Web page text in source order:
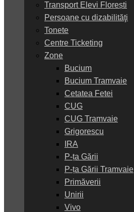
Transport Elevi Florești
Persoane cu dizabilităţi
Tonete
Centre Ticketing
Zone
Bucium
Bucium Tramvaie
Cetatea Fetei
CUG
CUG Tramvaie
Grigorescu
IRA
P-ța Gării
P-ța Gării Tramvaie
Primăverii
Unirii
Vivo